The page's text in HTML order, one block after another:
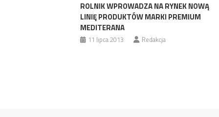
ROLNIK WPROWADZA NA RYNEK NOWĄ
LINIĘ PRODUKTÓW MARKI PREMIUM
MEDITERANA
11 lipca 2013 Redakcja